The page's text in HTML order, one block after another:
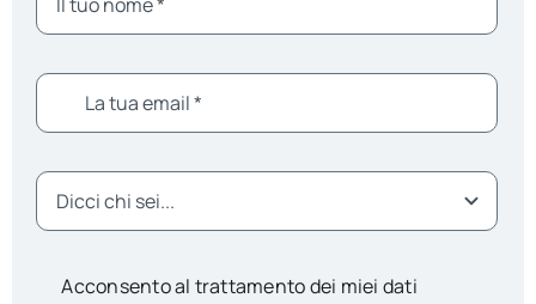
Acconsento al trattamento dei miei dati